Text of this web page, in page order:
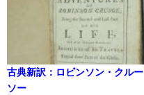
古典新訳：ロビンソン・クルー
ソー